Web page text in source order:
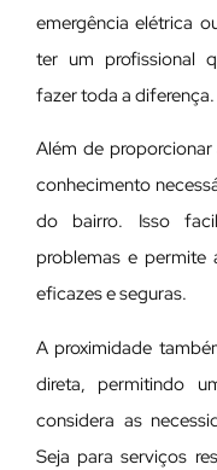
emergência elétrica
ter um profissional
fazer toda a diferença.
Além de
conhecimento
do bairro. Isso
problemas e permite
eficazes e seguras.
A proximidade
direta, permitindo
considera as
Seja para serviços